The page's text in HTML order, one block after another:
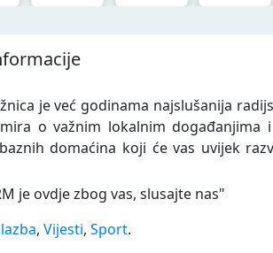
je već godinama najslušanija
o važnim lokalnim događanjima
domaćina koji će vas uvijek
je ovdje zbog vas, slusajte nas"
, Vijesti, Sport.